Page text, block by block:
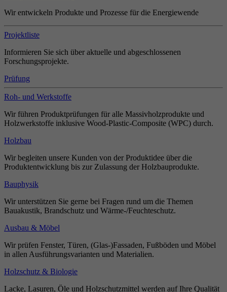
Wir entwickeln Produkte und Prozesse für die Energiewende
Projektliste
Informieren Sie sich über aktuelle und abgeschlossenen
Forschungsprojekte.
Prüfung
Roh- und Werkstoffe
Wir führen Produktprüfungen für alle Massivholzprodukte und
Holzwerkstoffe inklusive Wood-Plastic-Composite (WPC) durch.
Holzbau
Wir begleiten unsere Kunden von der Produktidee über die
Produktentwicklung bis zur Zulassung der Holzbauprodukte.
Bauphysik
Wir unterstützen Sie gerne bei Fragen rund um die Themen
Bauakustik, Brandschutz und Wärme-/Feuchteschutz.
Ausbau & Möbel
Wir prüfen Fenster, Türen, (Glas-)Fassaden, Fußböden und Möbel
in allen Ausführungsvarianten und Materialien.
Holzschutz & Biologie
Lacke, Lasuren, Öle und Holzschutzmittel werden auf Ihre Qualität